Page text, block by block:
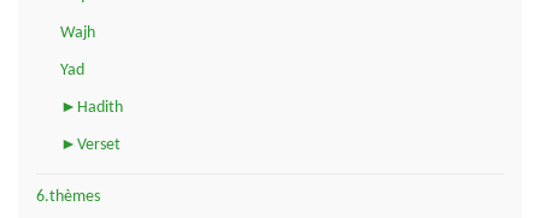
Wajh
Yad
►Hadith
►Verset
6.thèmes